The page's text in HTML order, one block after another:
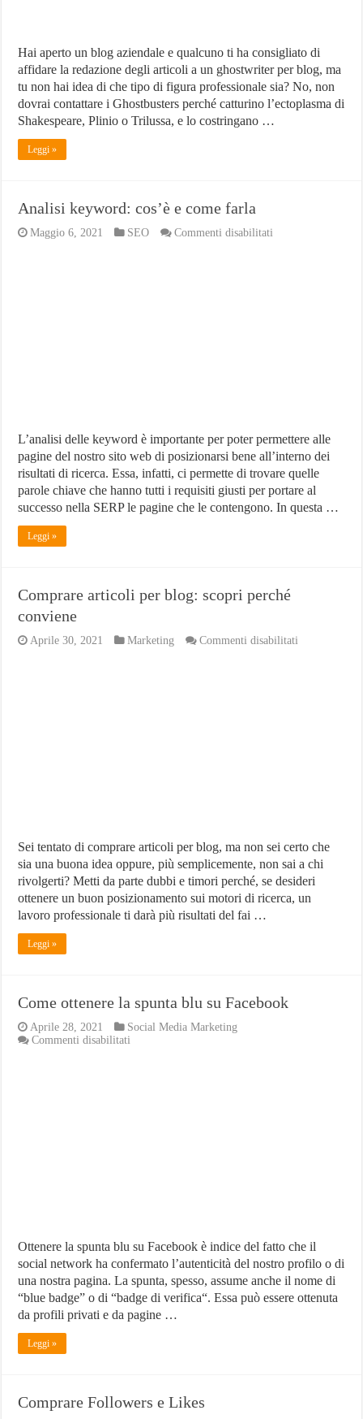
Hai aperto un blog aziendale e qualcuno ti ha consigliato di
affidare la redazione degli articoli a un ghostwriter per blog, ma
tu non hai idea di che tipo di figura professionale sia? No, non
dovrai contattare i Ghostbusters perché catturino l’ectoplasma di
Shakespeare, Plinio o Trilussa, e lo costringano …
Leggi »
Analisi keyword: cos’è e come farla
Maggio 6, 2021 SEO Commenti disabilitati
L’analisi delle keyword è importante per poter permettere alle
pagine del nostro sito web di posizionarsi bene all’interno dei
risultati di ricerca. Essa, infatti, ci permette di trovare quelle
parole chiave che hanno tutti i requisiti giusti per portare al
successo nella SERP le pagine che le contengono. In questa …
Leggi »
Comprare articoli per blog: scopri perché
conviene
Aprile 30, 2021 Marketing Commenti disabilitati
Sei tentato di comprare articoli per blog, ma non sei certo che
sia una buona idea oppure, più semplicemente, non sai a chi
rivolgerti? Metti da parte dubbi e timori perché, se desideri
ottenere un buon posizionamento sui motori di ricerca, un
lavoro professionale ti darà più risultati del fai …
Leggi »
Come ottenere la spunta blu su Facebook
Aprile 28, 2021
Social Media Marketing
Commenti disabilitati
Ottenere la spunta blu su Facebook è indice del fatto che il
social network ha confermato l’autenticità del nostro profilo o di
una nostra pagina. La spunta, spesso, assume anche il nome di
“blue badge” o di “badge di verifica“. Essa può essere ottenuta
da profili privati e da pagine …
Leggi »
Comprare Followers e Likes